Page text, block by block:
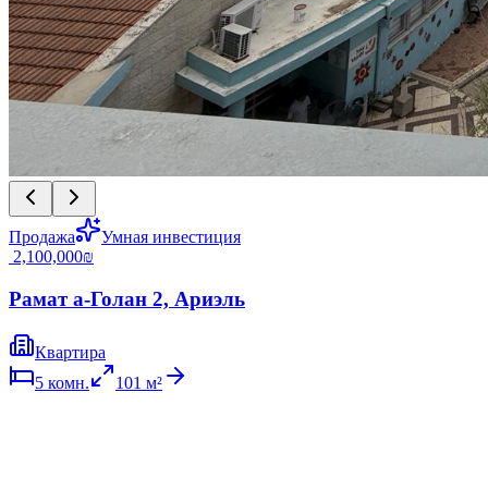
Продажа
Умная инвестиция
‏2,100,000 ‏₪
Рамат а-Голан 2, Ариэль
Квартира
5 комн. 101 м²